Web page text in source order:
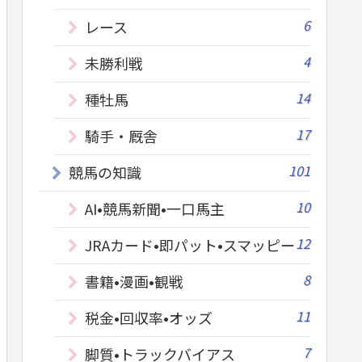
レース
6
未勝利戦 4
種牡馬 14
騎手・厩舎 17
競馬の知識 101
AI•競馬新聞•一口馬主 10
JRAカード•即パット•スマッピー12
書籍•漫画•観戦 8
税金•回収率•オッズ 11
脚質•トラックバイアス 7